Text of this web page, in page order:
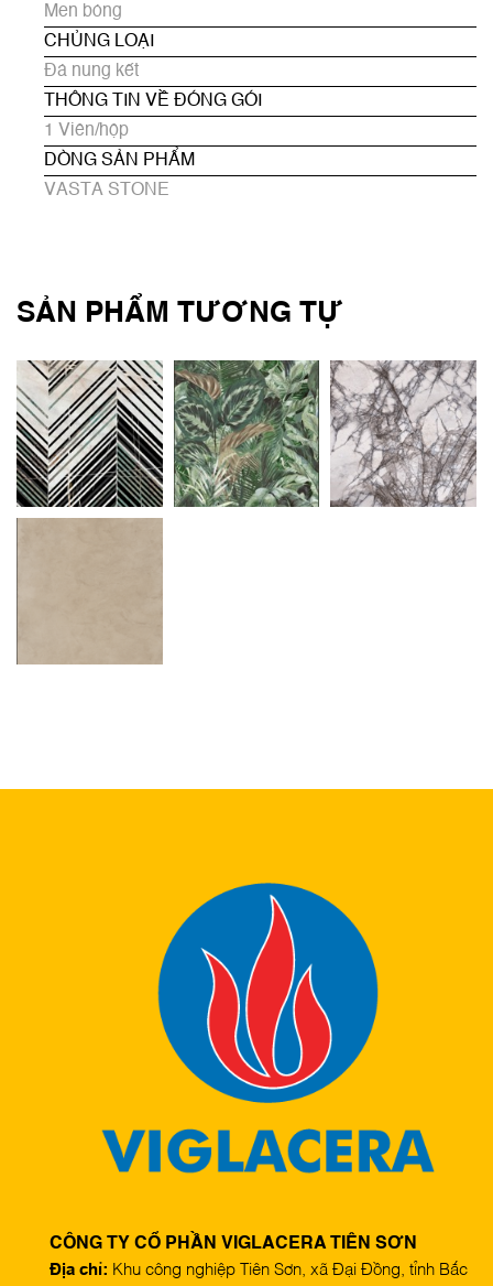
Men bóng
CHỦNG LOẠI
Đá nung kết
THÔNG TIN VỀ ĐÓNG GÓI
1 Viên/hộp
DÒNG SẢN PHẨM
VASTA STONE
SẢN PHẨM TƯƠNG TỰ
CÔNG TY CỔ PHẦN VIGLACERA TIÊN SƠN
Địa chỉ: Khu công nghiệp Tiên Sơn, xã Đại Đồng, tỉnh Bắc